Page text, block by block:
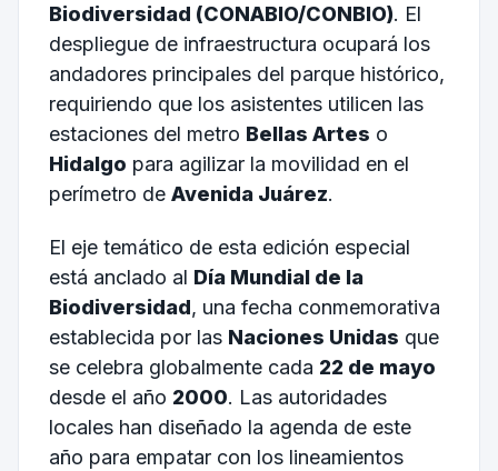
Biodiversidad (CONABIO/CONBIO). El
despliegue de infraestructura ocupará los
andadores principales del parque histórico,
requiriendo que los asistentes utilicen las
estaciones del metro Bellas Artes o
Hidalgo para agilizar la movilidad en el
perímetro de Avenida Juárez.
El eje temático de esta edición especial
está anclado al Día Mundial de la
Biodiversidad, una fecha conmemorativa
establecida por las Naciones Unidas que
se celebra globalmente cada 22 de mayo
desde el año 2000. Las autoridades
locales han diseñado la agenda de este
año para empatar con los lineamientos